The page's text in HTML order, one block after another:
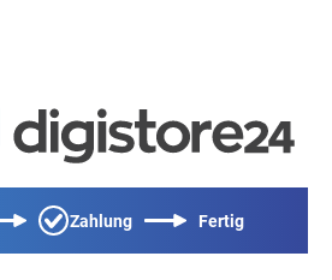
Zahlung Fertig